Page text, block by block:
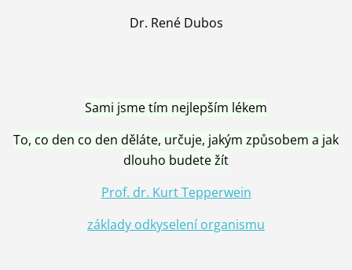
Dr. René Dubos
Sami jsme tím nejlepším lékem
To, co den co den děláte, určuje, jakým způsobem a jak
dlouho budete žít
Prof. dr. Kurt Tepperwein
základy odkyselení organismu